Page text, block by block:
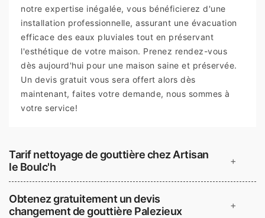
notre expertise inégalée, vous bénéficierez d'une
installation professionnelle, assurant une évacuation
efficace des eaux pluviales tout en préservant
l'esthétique de votre maison. Prenez rendez-vous
dès aujourd'hui pour une maison saine et préservée.
Un devis gratuit vous sera offert alors dès
maintenant, faites votre demande, nous sommes à
votre service!
Tarif nettoyage de gouttière chez Artisan
le Boulc'h
+
Obtenez gratuitement un devis
changement de gouttière Palezieux
+